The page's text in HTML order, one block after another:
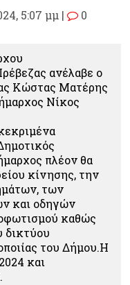
5:07 μμ |
0
ανέλαβε ο
Κώστας Ματέρης
Νίκος
πλέον θα
κίνησης, την
των
και οδηγών
καθώς
δικτύου
του Δήμου.Η
και